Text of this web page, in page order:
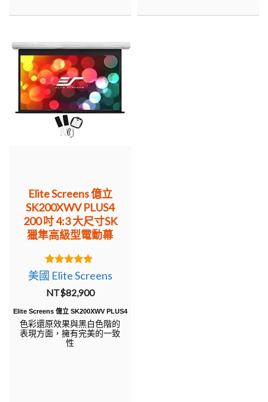
Elite Screens 億立
SK200XWV PLUS4
200 吋 4:3 大尺寸SK
獵隼高級型電動幕
5.00
out of 5
美國 Elite Screens
NT$82,900
Elite Screens 億立 SK200XWV PLUS4
色彩還原效果與黑白色階的
表現方面，擁有完美的一致
性